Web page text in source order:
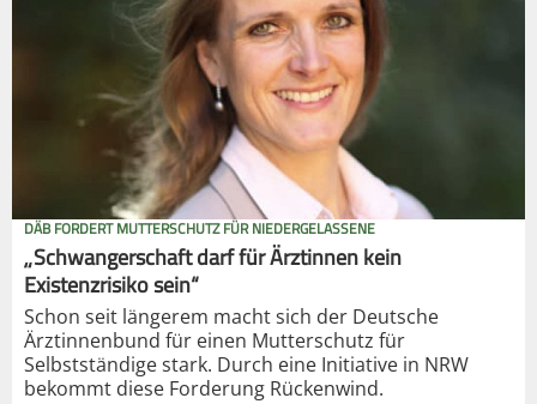
DÄB FORDERT MUTTERSCHUTZ FÜR NIEDERGELASSENE
„Schwangerschaft darf für Ärztinnen kein
Existenzrisiko sein“
Schon seit längerem macht sich der Deutsche
Ärztinnenbund für einen Mutterschutz für
Selbstständige stark. Durch eine Initiative in NRW
bekommt diese Forderung Rückenwind.